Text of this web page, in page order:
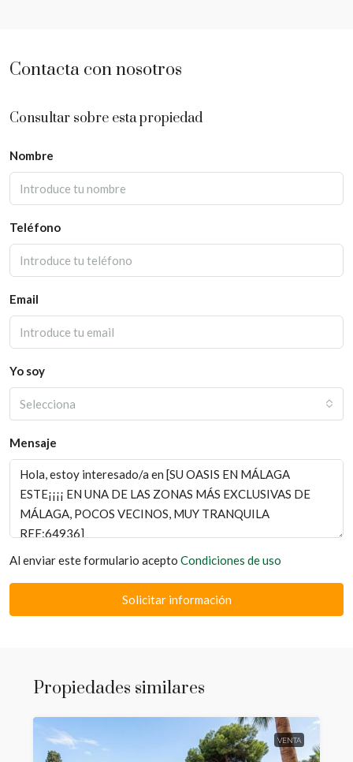
Contacta con nosotros
Consultar sobre esta propiedad
Nombre
Teléfono
Email
Yo soy
Selecciona
Mensaje
Al enviar este formulario acepto Condiciones de uso
Solicitar información
Propiedades similares
VENTA